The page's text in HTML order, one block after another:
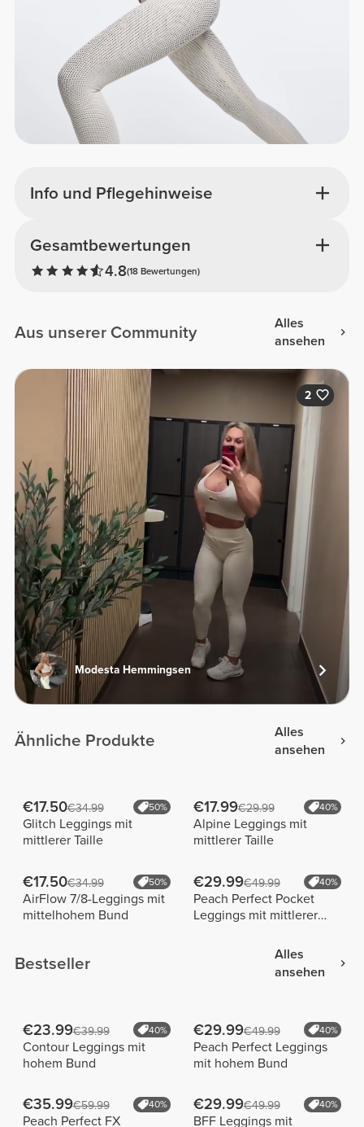
Info und Pflegehinweise
Gesamtbewertungen
4.8(18 Bewertungen)
Aus unserer Community
Alles
ansehen
2
Modesta Hemmingsen
Ähnliche Produkte
Alles
ansehen
€17.50€34.99 50%
Glitch Leggings mit
mittlerer Taille
€17.99€29.99 40%
Alpine Leggings mit
mittlerer Taille
€17.50€34.99 50%
AirFlow 7/8-Leggings mit
mittelhohem Bund
€29.99€49.99 40%
Peach Perfect Pocket
Leggings mit mittlerer
Bestseller
Alles
ansehen
€23.99€39.99 40%
Contour Leggings mit
hohem Bund
€29.99€49.99 40%
Peach Perfect Leggings
mit hohem Bund
€35.99€59.99 40%
Peach Perfect FX
€29.99€49.99 40%
BFF Leggings mit